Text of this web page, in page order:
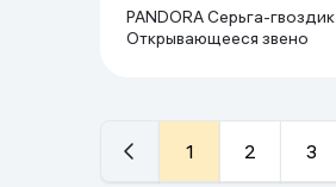
PANDORA Серьга-гвоздик
Открывающееся звено
1 2 3